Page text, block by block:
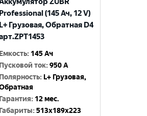
Professional (145 Ач, 12 V)
L+ Грузовая, Обратная D4
Емкость: 145 Ач
Пусковой ток:950 A
Полярность: L+ Грузовая,
Гарантия: 12 мес.
Габариты:513x189x223